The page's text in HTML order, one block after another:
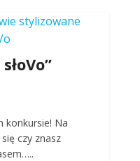
konkursie! Na
czy znasz